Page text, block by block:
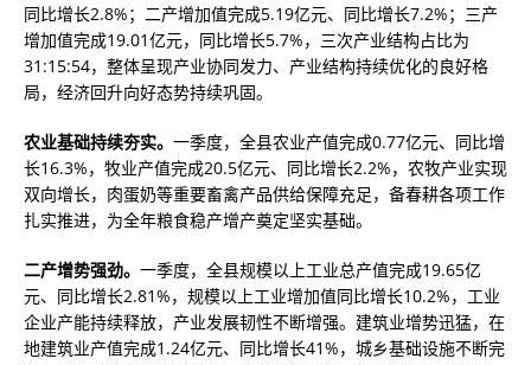
同比增长2.8%；二产增加值完成5.19亿元、同比增长7.2%；三产
增加值完成19.01亿元，同比增长5.7%，三次产业结构占比为
31:15:54，整体呈现产业协同发力、产业结构持续优化的良好格
局，经济回升向好态势持续巩固。
农业基础持续夯实。 一季度，全县农业产值完成0.77亿元、同比增
长16.3%，牧业产值完成20.5亿元、同比增长2.2%，农牧产业实现
双向增长，肉蛋奶等重要畜禽产品供给保障充足，备春耕各项工作
扎实推进，为全年粮食稳产增产奠定坚实基础。
二产增势强劲。 一季度，全县规模以上工业总产值完成19.65亿
元、同比增长2.81%，规模以上工业增加值同比增长10.2%，工业
企业产能持续释放，产业发展韧性不断增强。建筑业增势迅猛，在
地建筑业产值完成1.24亿元、同比增长41%，城乡基础设施不断完